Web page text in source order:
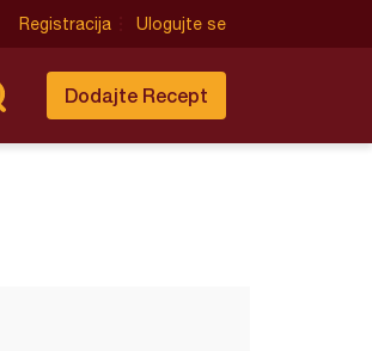
Registracija Ulogujte se
Dodajte Recept